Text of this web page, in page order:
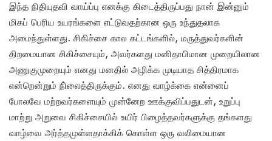
இந்த நிதியுதவி வாய்ப்பு எனக்கு கிடைத்திருப்பது நான் இன்னும்
மிகப் பெரிய உயரங்களை எட்டுவதற்கான ஒரு உந்துதலாக
அமைந்துள்ளது. சிகிச்சை கால கட்டங்களில், மருத்துவர்களின்
திறமையான சிகிச்சையும், அவர்களது மனிதாபிமான முறையிலான
அணுகுமுறையும் எனது மனதில் அழிக்க முடியாத சித்திரமாக
என்றென்றும் நி்லைத்திருக்கும். எனது வாழ்க்கை என்னைப்
போலவே மற்றவர்களையும் முன்னேற ஊக்குவிப்பதுடன், உறுப்பு
மாற்று அறுவை சிகிச்சையில் உயிர் பிழைத்தவர்களுக்கு தங்களது
வாழ்வை அர்த்தமுள்ளதாக்கிக் கொள்ள ஒரு வலிமையான